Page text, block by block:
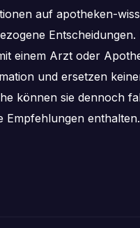
auf apotheken-
einem Arzt oder
und ersetzen
können sie dennoch
Empfehlungen enthalten.